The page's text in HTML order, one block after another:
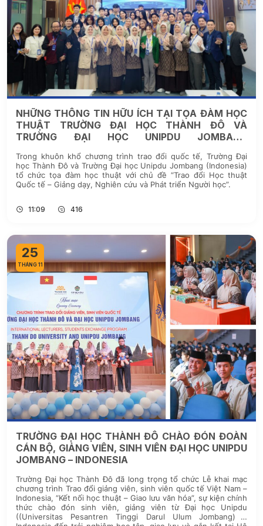
NHỮNG THÔNG TIN HỮU ÍCH TẠI TỌA ĐÀM HỌC
THUẬT TRƯỜNG ĐẠI HỌC THÀNH ĐÔ VÀ
TRƯỜNG ĐẠI HỌC UNIPDU JOMBANG
Trong khuôn khổ chương trình trao đổi quốc tế, Trường Đại
học Thành Đô và Trường Đại học Unipdu Jombang (Indonesia)
tổ chức tọa đàm học thuật với chủ đề “Trao đổi Học thuật
Quốc tế – Giảng dạy, Nghiên cứu và Phát triển Người học”.
11:09 416
25
THÁNG 11
TRƯỜNG ĐẠI HỌC THÀNH ĐÔ CHÀO ĐÓN ĐOÀN
CÁN BỘ, GIẢNG VIÊN, SINH VIÊN ĐẠI HỌC UNIPDU
JOMBANG – INDONESIA
Trường Đại học Thành Đô đã long trọng tổ chức Lễ khai mạc
chương trình Trao đổi giảng viên, sinh viên quốc tế Việt Nam –
Indonesia, “Kết nối học thuật – Giao lưu văn hóa”, sự kiện chính
thức chào đón sinh viên, giảng viên từ Đại học Unipdu
((Universitas Pesantren Tinggi Darul Ulum Jombang) –